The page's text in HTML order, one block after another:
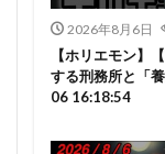
2026年8月6日
【ホリエモン】
する刑務所と「
06 16:18:54